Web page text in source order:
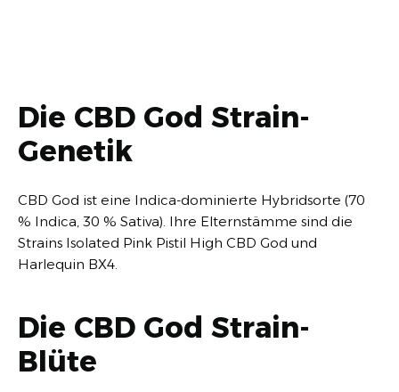
Die CBD God Strain-
Genetik
CBD God ist eine Indica-dominierte Hybridsorte (70
% Indica, 30 % Sativa). Ihre Elternstämme sind die
Strains Isolated Pink Pistil High CBD God und
Harlequin BX4.
Die CBD God Strain-
Blüte